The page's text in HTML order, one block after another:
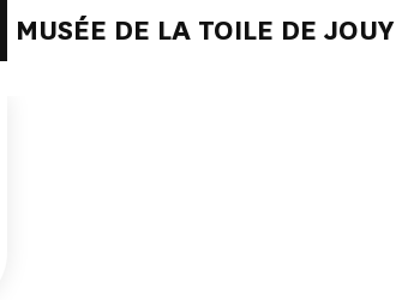
MUSÉE DE LA TOILE DE JOUY